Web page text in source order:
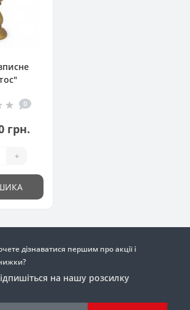
0
грн.
+
дізнаватися першим про акції і
на нашу розсилку